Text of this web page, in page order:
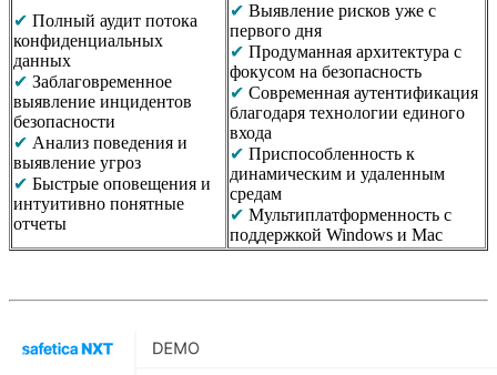
✔ Полный аудит потока
конфиденциальных
данных
✔ Заблаговременное
выявление инцидентов
безопасности
✔ Анализ поведения и
выявление угроз
✔ Быстрые оповещения и
интуитивно понятные
отчеты
✔ Выявление рисков уже с
первого дня
✔ Продуманная архитектура с
фокусом на безопасность
✔ Современная аутентификация
благодаря технологии единого
входа
✔ Приспособленность к
динамическим и удаленным
средам
✔ Мультиплатформенность с
поддержкой Windows и Mac